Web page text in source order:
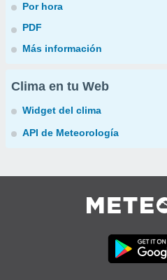
Por hora
PDF
Más información
Clima en tu Web
Widget del clima
API de Meteorología